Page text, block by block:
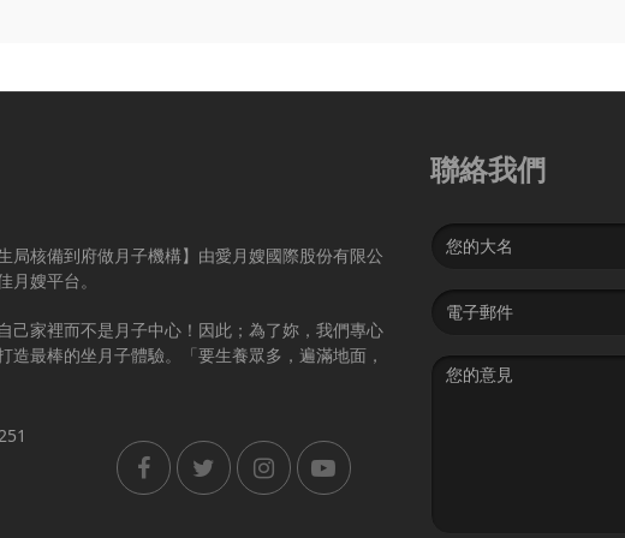
局核備到府做月子機構】由愛月嫂國際股份有限公
嫂平台。
己家裡而不是月子中心！因此；為了妳，我們專心
最棒的坐月子體驗。「要生養眾多，遍滿地面，
聯絡我們
Name
Email
address
Message